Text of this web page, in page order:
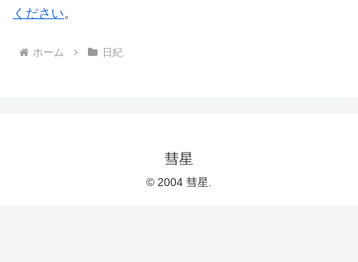
ください。
ホーム 日紀
彗星
© 2004 彗星.